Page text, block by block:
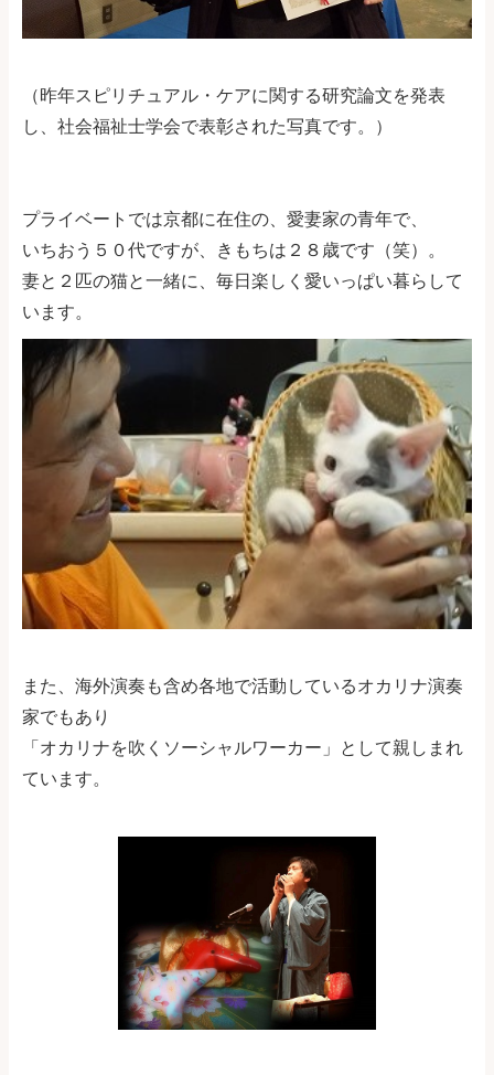
（昨年スピリチュアル・ケアに関する研究論文を発表
し、社会福祉士学会で表彰された写真です。）
プライベートでは京都に在住の、愛妻家の青年で、
いちおう５０代ですが、きもちは２８歳です（笑）。
妻と２匹の猫と一緒に、毎日楽しく愛いっぱい暮らして
います。
また、海外演奏も含め各地で活動しているオカリナ演奏
家でもあり
「オカリナを吹くソーシャルワーカー」として親しまれ
ています。